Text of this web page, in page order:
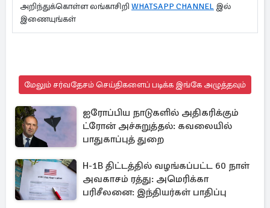
அறிந்துக்கொள்ள லங்காசிறி WHATSAPP CHANNEL இல்
இணையுங்கள்
மேலும் சர்வதேசம் செய்திகளைப் படிக்க இங்கே அழுத்தவும்
ஐரோப்பிய நாடுகளில் அதிகரிக்கும்
ட்ரோன் அச்சுறுத்தல்: கவலையில்
பாதுகாப்புத் துறை
H-1B திட்டத்தில் வழங்கப்பட்ட 60 நாள்
அவகாசம் ரத்து: அமெரிக்கா
பரிசீலனை: இந்தியர்கள் பாதிப்பு